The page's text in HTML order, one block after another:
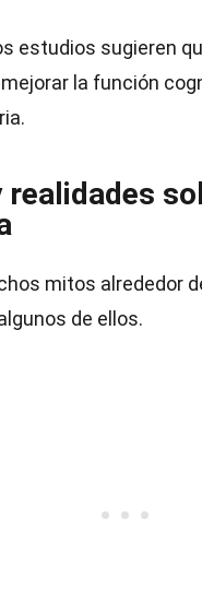
estudios sugieren
la función
realidades
mitos alrededor
de ellos.